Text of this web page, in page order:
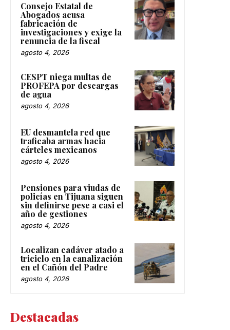
Consejo Estatal de
Abogados acusa
fabricación de
investigaciones y exige la
renuncia de la fiscal
agosto 4, 2026
CESPT niega multas de
PROFEPA por descargas
de agua
agosto 4, 2026
EU desmantela red que
traficaba armas hacia
cárteles mexicanos
agosto 4, 2026
Pensiones para viudas de
policías en Tijuana siguen
sin definirse pese a casi el
año de gestiones
agosto 4, 2026
Localizan cadáver atado a
triciclo en la canalización
en el Cañón del Padre
agosto 4, 2026
Destacadas